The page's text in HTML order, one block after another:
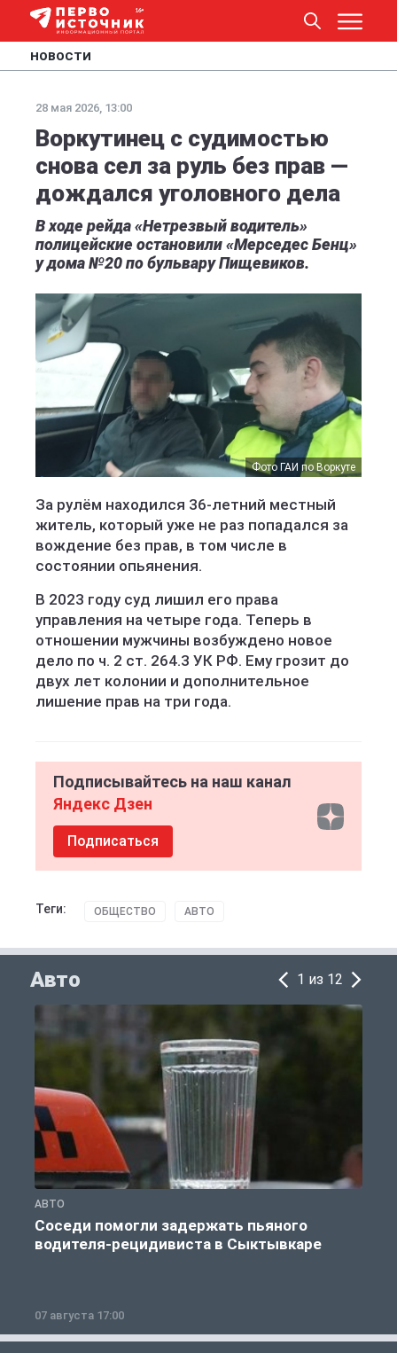
НОВОСТИ
28 мая 2026, 13:00
Воркутинец с судимостью
снова сел за руль без прав —
дождался уголовного дела
В ходе рейда «Нетрезвый водитель»
полицейские остановили «Мерседес Бенц»
у дома №20 по бульвару Пищевиков.
Фото ГАИ по Воркуте
За рулём находился 36-летний местный
житель, который уже не раз попадался за
вождение без прав, в том числе в
состоянии опьянения.
В 2023 году суд лишил его права
управления на четыре года. Теперь в
отношении мужчины возбуждено новое
дело по ч. 2 ст. 264.3 УК РФ. Ему грозит до
двух лет колонии и дополнительное
лишение прав на три года.
Подписывайтесь на наш канал
Яндекс Дзен
Подписаться
Теги: ОБЩЕСТВО АВТО
Авто 1 из 12
АВТО
Соседи помогли задержать пьяного
водителя-рецидивиста в Сыктывкаре
07 августа 17:00